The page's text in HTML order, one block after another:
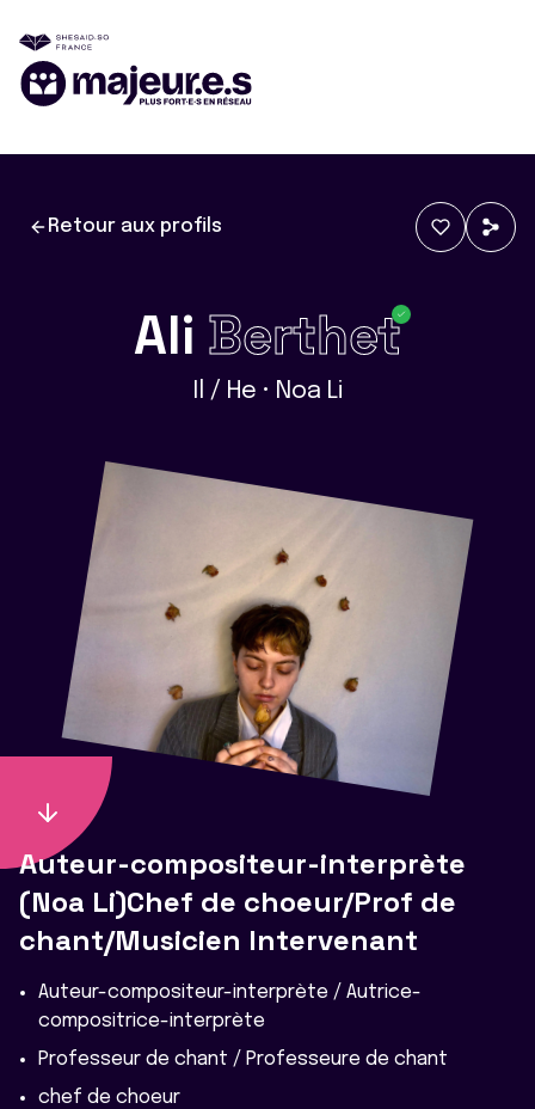
Retour aux profils
Ali Berthet
Il / He • Noa Li
Auteur-compositeur-interprète
(Noa Li)Chef de choeur/Prof de
chant/Musicien Intervenant
Auteur-compositeur-interprète / Autrice-
compositrice-interprète
Professeur de chant / Professeure de chant
chef de choeur